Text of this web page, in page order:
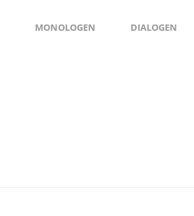
MONOLOGEN DIALOGEN